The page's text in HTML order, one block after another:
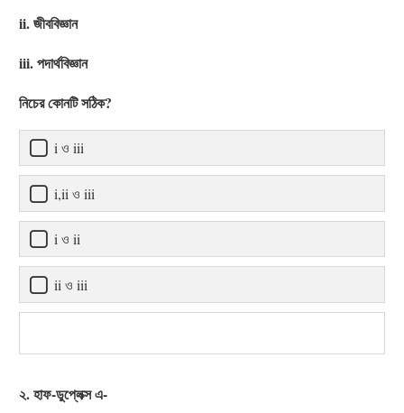
ii. জীববিজ্ঞান
iii. পদার্থবিজ্ঞান
নিচের কোনটি সঠিক?
i ও iii
i,ii ও iii
i ও ii
ii ও iii
২. হাফ-ডুপ্লেক্স এ-